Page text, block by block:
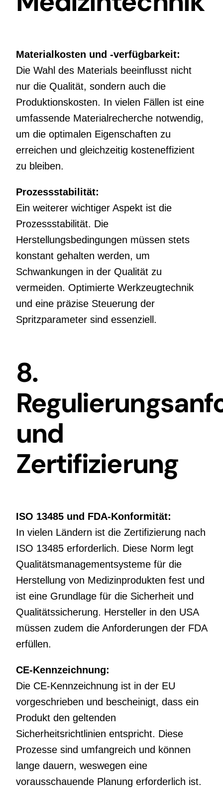
Materialkosten und -verfügbarkeit:
Die Wahl des Materials beeinflusst nicht
nur die Qualität, sondern auch die
Produktionskosten. In vielen Fällen ist eine
umfassende Materialrecherche notwendig,
um die optimalen Eigenschaften zu
erreichen und gleichzeitig kosteneffizient
zu bleiben.
Prozessstabilität:
Ein weiterer wichtiger Aspekt ist die
Prozessstabilität. Die
Herstellungsbedingungen müssen stets
konstant gehalten werden, um
Schwankungen in der Qualität zu
vermeiden. Optimierte Werkzeugtechnik
und eine präzise Steuerung der
Spritzparameter sind essenziell.
8.
und
Zertifizierung
ISO 13485 und FDA-Konformität:
In vielen Ländern ist die Zertifizierung nach
ISO 13485 erforderlich. Diese Norm legt
Qualitätsmanagementsysteme für die
Herstellung von Medizinprodukten fest und
ist eine Grundlage für die Sicherheit und
Qualitätssicherung. Hersteller in den USA
müssen zudem die Anforderungen der FDA
erfüllen.
CE-Kennzeichnung:
Die CE-Kennzeichnung ist in der EU
vorgeschrieben und bescheinigt, dass ein
Produkt den geltenden
Sicherheitsrichtlinien entspricht. Diese
Prozesse sind umfangreich und können
lange dauern, weswegen eine
vorausschauende Planung erforderlich ist.